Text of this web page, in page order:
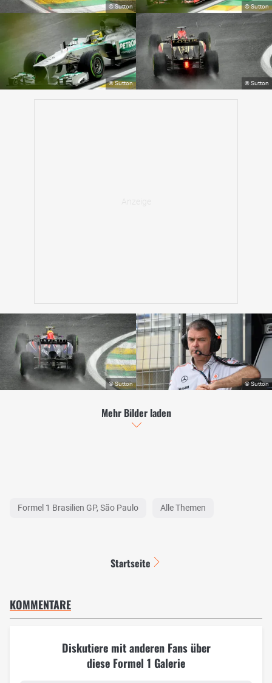
Mehr Bilder laden
Formel 1 Brasilien GP, São Paulo Alle Themen
Startseite
KOMMENTARE
Diskutiere mit anderen Fans über
diese Formel 1 Galerie